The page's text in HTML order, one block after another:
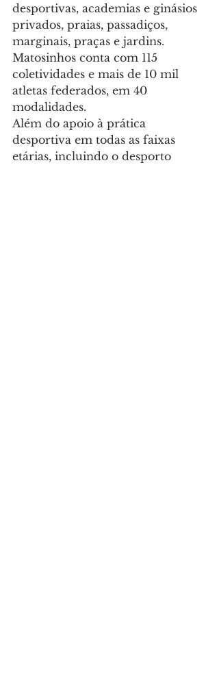
desportivas, academias e ginásios
privados, praias, passadiços,
marginais, praças e jardins.
Matosinhos conta com 115
coletividades e mais de 10 mil
atletas federados, em 40
modalidades.
Além do apoio à prática
desportiva em todas as faixas
etárias, incluindo o desporto